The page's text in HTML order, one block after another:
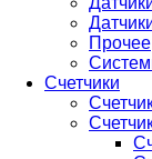
Прочее
Счетчики